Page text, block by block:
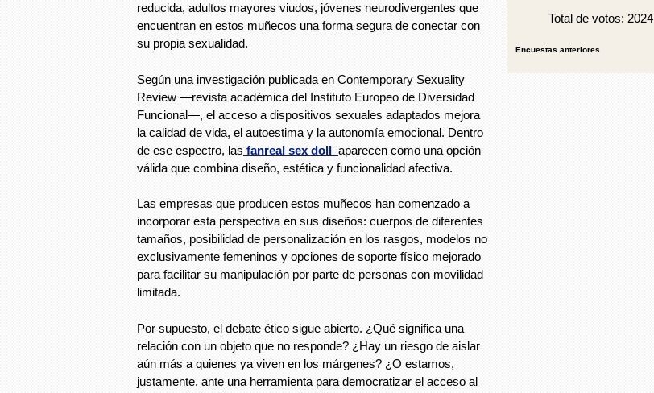
reducida, adultos mayores viudos, jóvenes neurodivergentes que
encuentran en estos muñecos una forma segura de conectar con
su propia sexualidad.
Según una investigación publicada en Contemporary Sexuality
Review —revista académica del Instituto Europeo de Diversidad
Funcional—, el acceso a dispositivos sexuales adaptados mejora
la calidad de vida, el autoestima y la autonomía emocional. Dentro
de ese espectro, las fanreal sex doll aparecen como una opción
válida que combina diseño, estética y funcionalidad afectiva.
Las empresas que producen estos muñecos han comenzado a
incorporar esta perspectiva en sus diseños: cuerpos de diferentes
tamaños, posibilidad de personalización en los rasgos, modelos no
exclusivamente femeninos y opciones de soporte físico mejorado
para facilitar su manipulación por parte de personas con movilidad
limitada.
Por supuesto, el debate ético sigue abierto. ¿Qué significa una
relación con un objeto que no responde? ¿Hay un riesgo de aislar
aún más a quienes ya viven en los márgenes? ¿O estamos,
justamente, ante una herramienta para democratizar el acceso al
Total de votos: 2024
Encuestas anteriores